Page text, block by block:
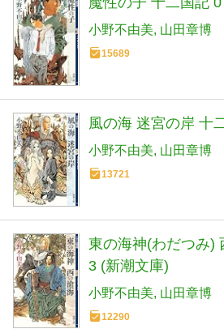
小野不由美 山田章博
15689
風の海 迷宮の岸 十
小野不由美 山田章博
13721
東の海神(わだつみ)
3 (新潮文庫)
小野不由美 山田章博
12290